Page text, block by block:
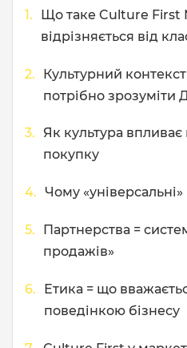
Що таке Culture First
відрізняється від
Культурний
потрібно зрозуміти
Як культура
покупку
Чому
Партнерства =
продажів»
Етика = що
поведінкою бізнесу